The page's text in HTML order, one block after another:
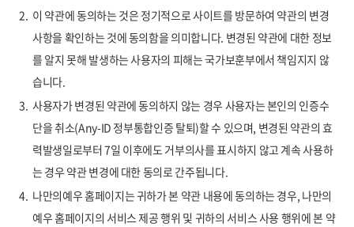
2. 이 약관에 동의하는 것은 정기적으로 사이트를 방문하여 약관의 변경
사항을 확인하는 것에 동의함을 의미합니다. 변경된 약관에 대한 정보
를 알지 못해 발생하는 사용자의 피해는 국가보훈부에서 책임지지 않
습니다.
3. 사용자가 변경된 약관에 동의하지 않는 경우 사용자는 본인의 인증수
단을 취소(Any-ID 정부통합인증 탈퇴)할 수 있으며, 변경된 약관의 효
력발생일로부터 7일 이후에도 거부의사를 표시하지 않고 계속 사용하
는 경우 약관 변경에 대한 동의로 간주됩니다.
4. 나만의예우 홈페이지는 귀하가 본 약관 내용에 동의하는 경우, 나만의
예우 홈페이지의 서비스 제공 행위 및 귀하의 서비스 사용 행위에 본 약